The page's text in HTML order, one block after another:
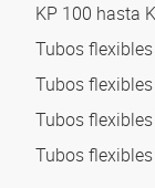
KP 100 hasta
Tubos
Tubos
Tubos
Tubos